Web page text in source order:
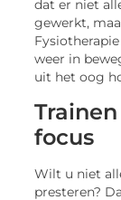
dat er niet
gewerkt,
weer in
uit het oog
focus
Wilt u niet
presteren?